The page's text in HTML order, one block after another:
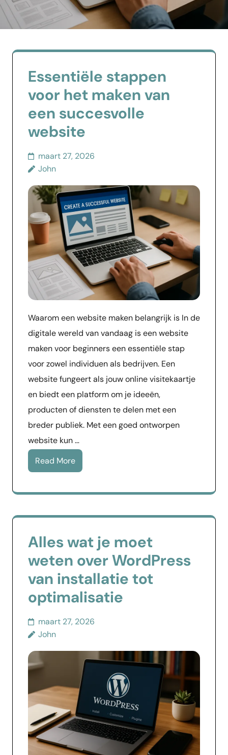
Essentiële stappen
voor het maken van
een succesvolle
website
maart 27, 2026
John
Waarom een website maken belangrijk is In de
digitale wereld van vandaag is een website
maken voor beginners een essentiële stap
voor zowel individuen als bedrijven. Een
website fungeert als jouw online visitekaartje
en biedt een platform om je ideeën,
producten of diensten te delen met een
breder publiek. Met een goed ontworpen
website kun …
Read More
Alles wat je moet
weten over WordPress
van installatie tot
optimalisatie
maart 27, 2026
John